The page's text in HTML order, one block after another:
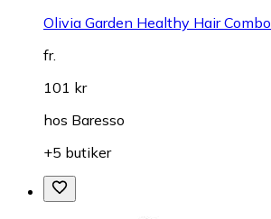
Olivia Garden Healthy Hair Combo
fr.
101 kr
hos Baresso
+5 butiker